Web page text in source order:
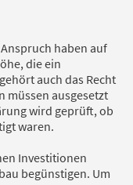
haben auf
die ein
auch das Recht
müssen ausgesetzt
wird geprüft, ob
waren.
Investitionen
begünstigen. Um